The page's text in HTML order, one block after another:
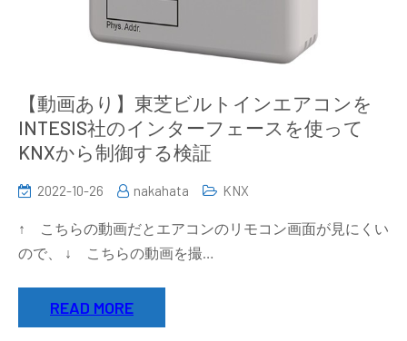
ら
す
る
方
【動画あり】東芝ビルトインエアコンを
INTESIS社のインターフェースを使って
KNXから制御する検証
2022-10-26 nakahata KNX
↑ こちらの動画だとエアコンのリモコン画面が見にくい
ので、 ↓ こちらの動画を撮…
READ MORE